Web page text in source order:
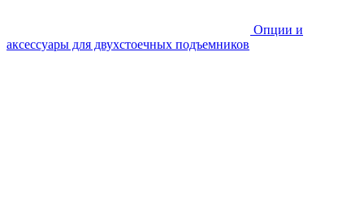
Опции и
аксессуары для двухстоечных подъемников